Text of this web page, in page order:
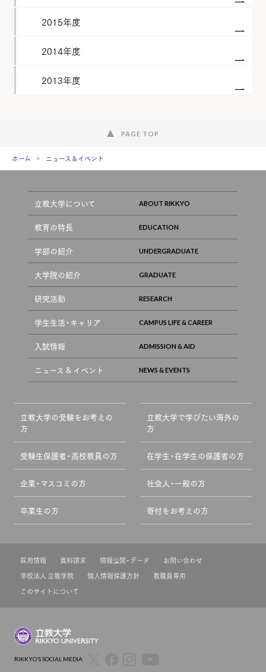
2015年度
2014年度
2013年度
PAGE TOP
ホーム ニュース＆イベント
立教大学について
教育の特長
学部の紹介
大学院の紹介
研究活動
学生生活・キャリア
入試情報
ニュース & イベント
立教大学の受験をお考えの
方
立教大学で学びたい海外の
方
受験生保護者・高校教員の方 在学生・在学生の保護者の方
企業・マスコミの方 社会人・一般の方
卒業生の方 寄付をお考えの方
採用情報 資料請求 情報公開・データ
お問い合わせ
学校法人 立教学院
個人情報保護方針
教職員専用
このサイトについて
RIKKYO’S SOCIAL MEDIA